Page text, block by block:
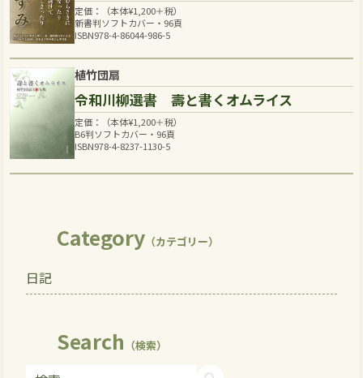
定価：（本体¥1,200＋税）
新書判ソフトカバー・96頁
ISBN978-4-86044-986-5
植竹団扇
令和川柳選書 壽と書くオムライス
定価：（本体¥1,200＋税）
B6判ソフトカバー・96頁
ISBN978-4-8237-1130-5
Category （カテゴリー）
日記
Search （検索）